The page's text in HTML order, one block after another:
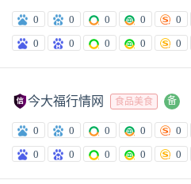
0 0 0 0 0
0
0 0 0 0
今大福行情网 食品美食 备
0 0 0 0 0
0
0 0 0 0